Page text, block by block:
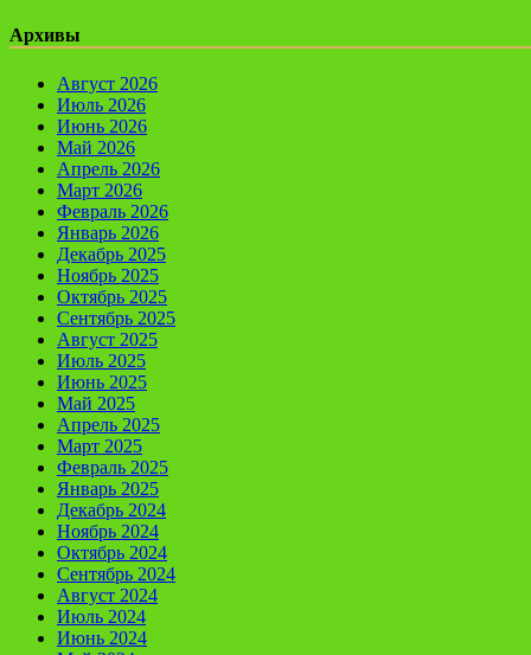
Архивы
Август 2026
Июль 2026
Июнь 2026
Май 2026
Апрель 2026
Март 2026
Февраль 2026
Январь 2026
Декабрь 2025
Ноябрь 2025
Октябрь 2025
Сентябрь 2025
Август 2025
Июль 2025
Июнь 2025
Май 2025
Апрель 2025
Март 2025
Февраль 2025
Январь 2025
Декабрь 2024
Ноябрь 2024
Октябрь 2024
Сентябрь 2024
Август 2024
Июль 2024
Июнь 2024